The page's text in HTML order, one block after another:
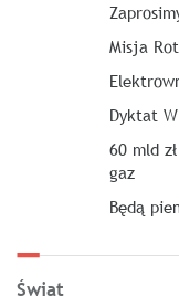
Misja
Dyktat
60 mld
gaz
Będą
Świat